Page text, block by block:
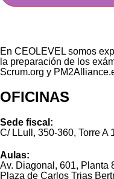
En CEOLEVEL somos
la preparación de los
Scrum.org y
OFICINAS
Sede fiscal:
C/ LLull, 350-360, Torre A
Aulas:
Av. Diagonal, 601, Planta
Plaza de Carlos Trias